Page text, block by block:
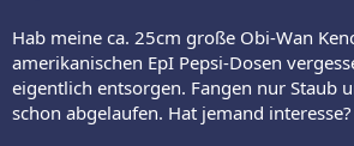
Hab meine ca. 25cm große Obi-Wan
amerikanischen EpI Pepsi-Dosen
eigentlich entsorgen. Fangen nur Staub
schon abgelaufen. Hat jemand interesse?